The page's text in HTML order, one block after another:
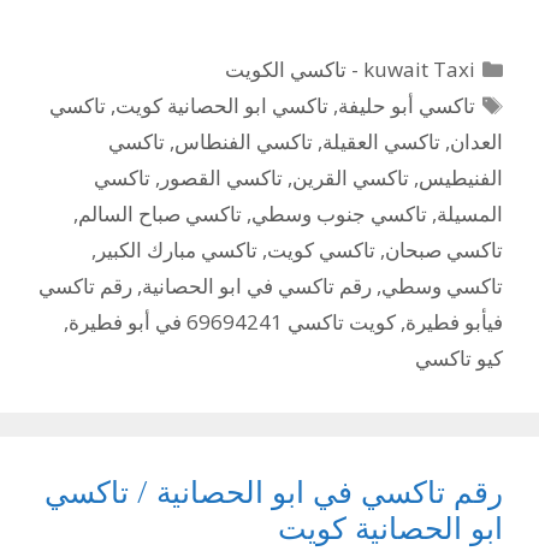
التصنيفات
kuwait Taxi - تاكسي الكويت
الوسوم
تاكسي أبو حليفة,تاكسي ابو الحصانية كويت,تاكسي
العدان, تاكسي العقيلة, تاكسي الفنطاس, تاكسي
الفنيطيس, تاكسي القرين, تاكسي القصور , تاكسي
المسيلة, تاكسي جنوب وسطي, تاكسي صباح السالم,
تاكسي صبحان, تاكسي كويت, تاكسي مبارك الكبير ,
تاكسي وسطي, رقم تاكسي في ابو الحصانية, رقم تاكسي
فيأبو فطيرة, كويت تاكسي 69694241 في أبو فطيرة
,
كيو تاكسي
رقم تاكسي في ابو الحصانية / تاكسي
ابو الحصانية كويت